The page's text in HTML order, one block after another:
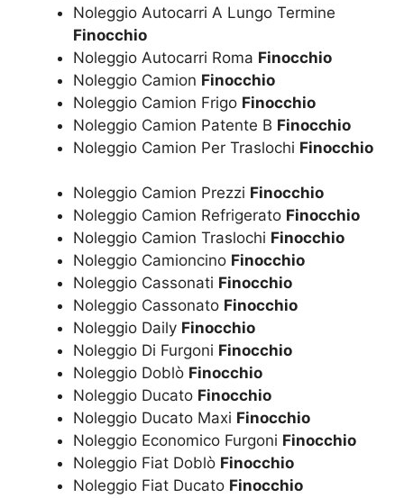
Noleggio Autocarri A Lungo Termine
Finocchio
Noleggio Autocarri Roma Finocchio
Noleggio Camion Finocchio
Noleggio Camion Frigo Finocchio
Noleggio Camion Patente B Finocchio
Noleggio Camion Per Traslochi Finocchio
Noleggio Camion Prezzi Finocchio
Noleggio Camion Refrigerato Finocchio
Noleggio Camion Traslochi Finocchio
Noleggio Camioncino Finocchio
Noleggio Cassonati Finocchio
Noleggio Cassonato Finocchio
Noleggio Daily Finocchio
Noleggio Di Furgoni Finocchio
Noleggio Doblò Finocchio
Noleggio Ducato Finocchio
Noleggio Ducato Maxi Finocchio
Noleggio Economico Furgoni Finocchio
Noleggio Fiat Doblò Finocchio
Noleggio Fiat Ducato Finocchio